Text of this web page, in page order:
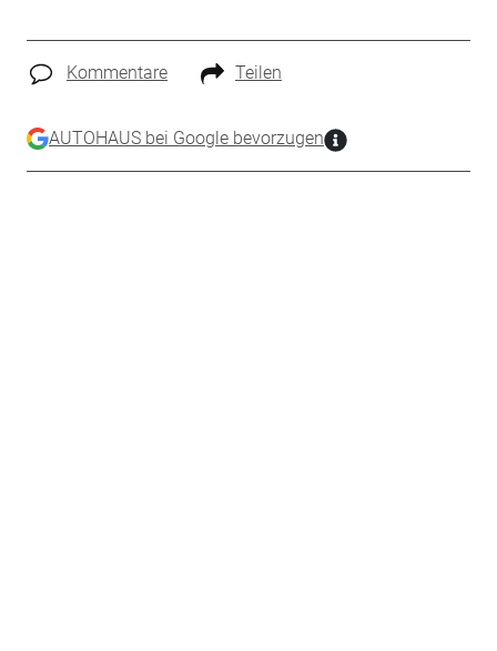
Kommentare Teilen
AUTOHAUS bei Google bevorzugen